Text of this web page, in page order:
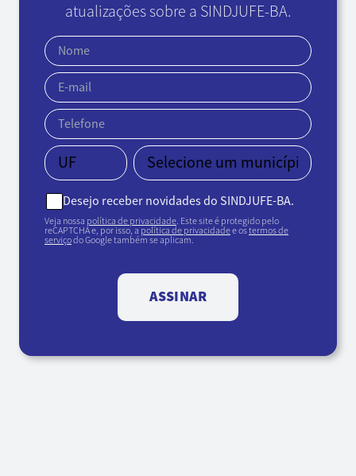
atualizações sobre a SINDJUFE-BA.
Desejo receber novidades do SINDJUFE-BA.
Veja nossa política de privacidade. Este site é protegido pelo
reCAPTCHA e, por isso, a política de privacidadee ostermos de
serviçodo Google também se aplicam.
ASSINAR